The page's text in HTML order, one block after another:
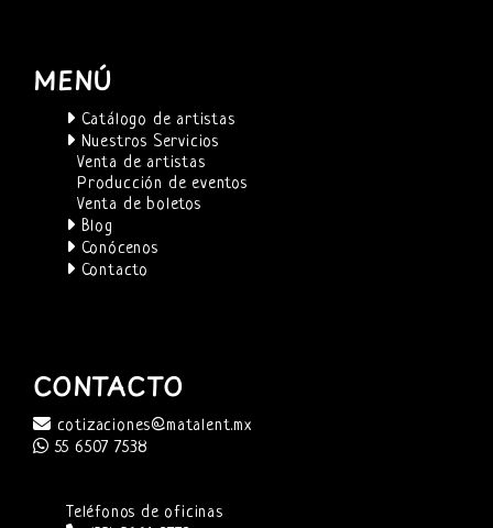
MENÚ
Catálogo de artistas
Nuestros Servicios
Venta de artistas
Producción de eventos
Venta de boletos
Blog
Conócenos
Contacto
CONTACTO
cotizaciones@matalent.mx
55 6507 7538
Teléfonos de oficinas